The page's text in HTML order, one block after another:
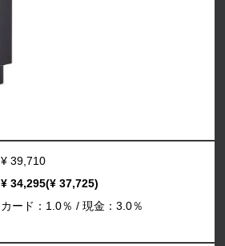
¥ 39,710
¥ 34,295(¥ 37,725)
カード：1.0％ / 現金：3.0％